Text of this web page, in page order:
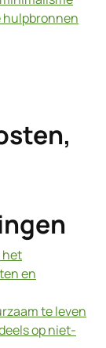
hulpbronnen
het
en
te leven
op niet-